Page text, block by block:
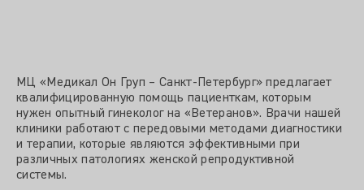
МЦ «Медикал Он Груп – Санкт-Петербург» предлагает
квалифицированную помощь пациенткам, которым
нужен опытный гинеколог на «Ветеранов». Врачи нашей
клиники работают с передовыми методами диагностики
и терапии, которые являются эффективными при
различных патологиях женской репродуктивной
системы.